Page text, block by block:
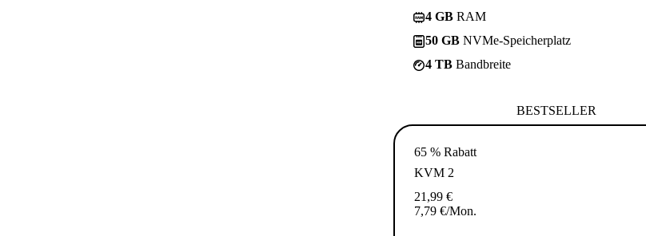
4 GB RAM
50 GB NVMe-Speicherplatz
4 TB Bandbreite
BESTSELLER
65 % Rabatt
KVM 2
21,99 €
7,79 €/Mon.